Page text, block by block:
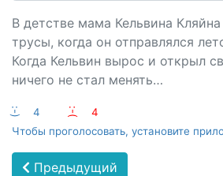
В детстве мама Кельвина
трусы, когда он отправлялся
Когда Кельвин вырос и открыл
ничего не стал менять…
:-) 4 :-(
4
Чтобы проголосовать, установите
Предыдущий